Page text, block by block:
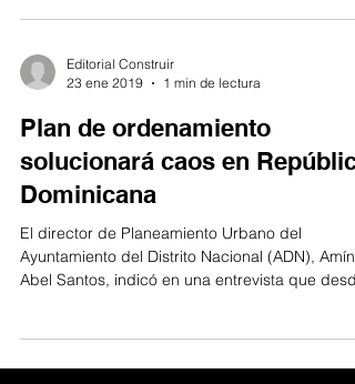
Editorial Construir
23 ene 2019
1 min de lectura
Plan de ordenamiento
solucionará caos en República
Dominicana
El director de Planeamiento Urbano del
Ayuntamiento del Distrito Nacional (ADN), Amín
Abel Santos, indicó en una entrevista que desde